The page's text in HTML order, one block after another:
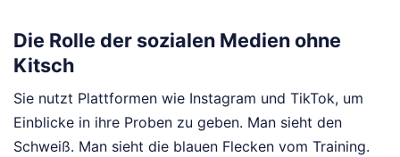
Die Rolle der sozialen Medien ohne
Kitsch
Sie nutzt Plattformen wie Instagram und TikTok, um
Einblicke in ihre Proben zu geben. Man sieht den
Schweiß. Man sieht die blauen Flecken vom Training.